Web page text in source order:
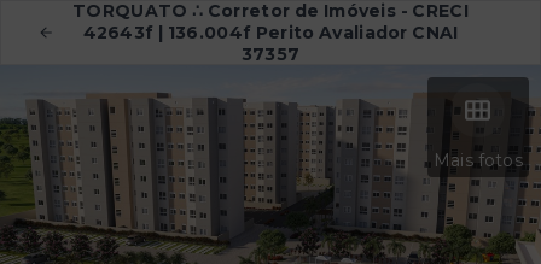
TORQUATO ∴ Corretor de Imóveis - CRECI
42643f | 136.004f Perito Avaliador CNAI
37357
Mais fotos